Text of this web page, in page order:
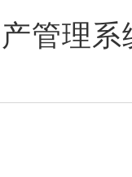
管理系